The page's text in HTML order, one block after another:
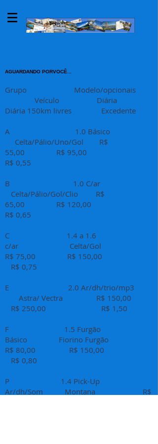
AGUARDANDO PORVOCÊ...
Grupo Modelo/opcionais
Veículo Diária
Diária 150km livres Excedente
A 1.0 Básico
Celta/Pálio/Uno/Gol R$
55,00 R$ 95,00
R$ 0,55
B 1.0 C/ar
Celta/Pálio/Gol/Clio R$
65,00 R$ 120,00
R$ 0,65
C 1.4 a 1.6
c/ar Celta/Gol
R$ 75,00 R$ 150,00
R$ 0,75
E 2.0 Ar/dh/trio/mp3
Astra/ Vectra R$ 150,00
R$ 250,00 R$ 1,50
F 1.5 Furgão
Básico Fiorino Furgão
R$ 80,00 R$ 150,00
R$ 0,80
P 1.4 Pick-Up
Ar/dh/Som Montana R$